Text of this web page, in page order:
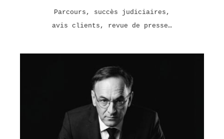
Parcours, succès judiciaires,
avis clients, revue de presse…